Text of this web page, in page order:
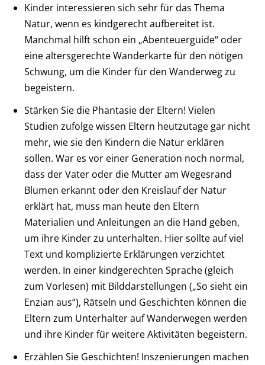
Kinder interessieren sich sehr für das Thema
Natur, wenn es kindgerecht aufbereitet ist.
Manchmal hilft schon ein „Abenteuerguide“ oder
eine altersgerechte Wanderkarte für den nötigen
Schwung, um die Kinder für den Wanderweg zu
begeistern.
Stärken Sie die Phantasie der Eltern! Vielen
Studien zufolge wissen Eltern heutzutage gar nicht
mehr, wie sie den Kindern die Natur erklären
sollen. War es vor einer Generation noch normal,
dass der Vater oder die Mutter am Wegesrand
Blumen erkannt oder den Kreislauf der Natur
erklärt hat, muss man heute den Eltern
Materialien und Anleitungen an die Hand geben,
um ihre Kinder zu unterhalten. Hier sollte auf viel
Text und komplizierte Erklärungen verzichtet
werden. In einer kindgerechten Sprache (gleich
zum Vorlesen) mit Bilddarstellungen („So sieht ein
Enzian aus“), Rätseln und Geschichten können die
Eltern zum Unterhalter auf Wanderwegen werden
und ihre Kinder für weitere Aktivitäten begeistern.
Erzählen Sie Geschichten! Inszenierungen machen